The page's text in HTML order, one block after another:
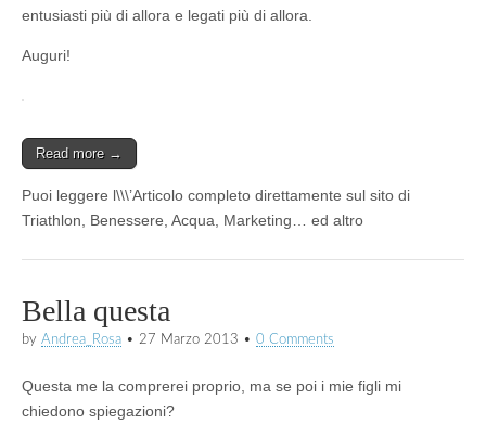
entusiasti più di allora e legati più di allora.
Auguri!
Read more →
Puoi leggere l\\\’Articolo completo direttamente sul sito di
Triathlon, Benessere, Acqua, Marketing… ed altro
Bella questa
by Andrea_Rosa • 27 Marzo 2013 • 0 Comments
Questa me la comprerei proprio, ma se poi i mie figli mi
chiedono spiegazioni?